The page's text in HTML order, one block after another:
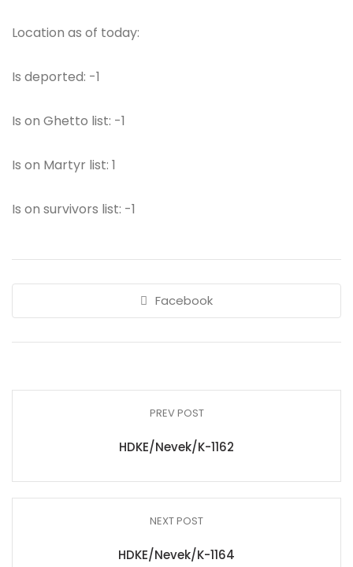
Location as of today:
Is deported: -1
Is on Ghetto list: -1
Is on Martyr list: 1
Is on survivors list: -1
Facebook
PREV POST
HDKE/Nevek/K-1162
NEXT POST
HDKE/Nevek/K-1164